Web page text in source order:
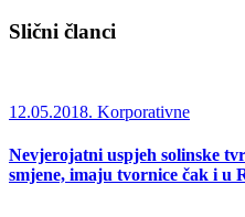
Slični članci
12.05.2018. Korporativne
Nevjerojatni uspjeh solinske
smjene, imaju tvornice čak i u